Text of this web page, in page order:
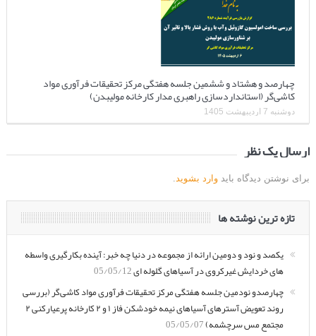
چهارصد و هشتاد و ششمین جلسه هفتگی مرکز تحقیقات فرآوری مواد
کاشی‌گر (استانداردسازی راهبری مدار کارخانه مولیبدن)
دوشنبه 7 اردیبهشت 1405
ارسال یک نظر
برای نوشتن دیدگاه باید وارد بشوید.
تازه ترین نوشته ها
یکصد و نود و دومین ارائه از مجموعه در دنیا چه خبر: آینده بکارگیری واسطه
های خردایش غیرکروی در آسیاهای گلوله ای05/05/12
چهارصدو نودمین جلسه هفتگی مرکز تحقیقات فرآوری مواد کاشی‌گر (بررسی
روند تعویض آسترهای آسیاهای نیمه خودشکن فاز ۱ و ۲ کارخانه پرعیارکنی ۲
مجتمع مس سرچشمه)05/05/07